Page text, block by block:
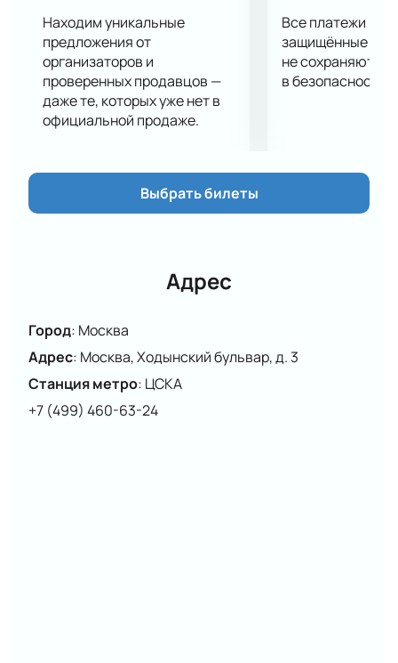
Находим уникальные
предложения от
организаторов и
проверенных продавцов —
даже те, которых уже нет в
официальной продаже.
Все платежи
защищённые
не сохраняются
в безопасности.
Выбрать билеты
Адрес
Город: Москва
Адрес: Москва, Ходынский бульвар, д. 3
Станция метро: ЦСКА
+7 (499) 460-63-24